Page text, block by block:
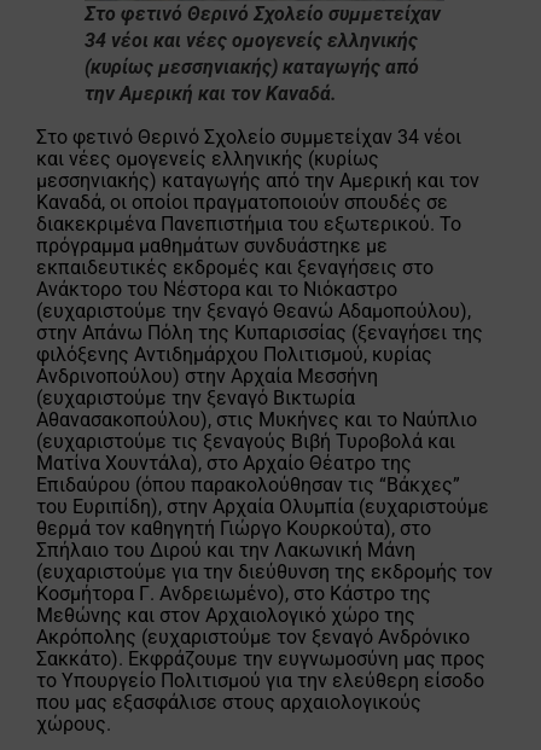
Στο φετινό Θερινό Σχολείο συμμετείχαν
34 νέοι και νέες ομογενείς ελληνικής
(κυρίως μεσσηνιακής) καταγωγής από
την Αμερική και τον Καναδά.
Στο φετινό Θερινό Σχολείο συμμετείχαν 34 νέοι
και νέες ομογενείς ελληνικής (κυρίως
μεσσηνιακής) καταγωγής από την Αμερική και τον
Καναδά, οι οποίοι πραγματοποιούν σπουδές σε
διακεκριμένα Πανεπιστήμια του εξωτερικού. Το
πρόγραμμα μαθημάτων συνδυάστηκε με
εκπαιδευτικές εκδρομές και ξεναγήσεις στο
Ανάκτορο του Νέστορα και το Νιόκαστρο
(ευχαριστούμε την ξεναγό Θεανώ Αδαμοπούλου),
στην Απάνω Πόλη της Κυπαρισσίας (ξεναγήσει της
φιλόξενης Αντιδημάρχου Πολιτισμού, κυρίας
Ανδρινοπούλου) στην Αρχαία Μεσσήνη
(ευχαριστούμε την ξεναγό Βικτωρία
Αθανασακοπούλου), στις Μυκήνες και το Ναύπλιο
(ευχαριστούμε τις ξεναγούς Βιβή Τυροβολά και
Ματίνα Χουντάλα), στο Αρχαίο Θέατρο της
Επιδαύρου (όπου παρακολούθησαν τις “Βάκχες”
του Ευριπίδη), στην Αρχαία Ολυμπία (ευχαριστούμε
θερμά τον καθηγητή Γιώργο Κουρκούτα), στο
Σπήλαιο του Διρού και την Λακωνική Μάνη
(ευχαριστούμε για την διεύθυνση της εκδρομής τον
Κοσμήτορα Γ. Ανδρειωμένο), στο Κάστρο της
Μεθώνης και στον Αρχαιολογικό χώρο της
Ακρόπολης (ευχαριστούμε τον ξεναγό Ανδρόνικο
Σακκάτο). Εκφράζουμε την ευγνωμοσύνη μας προς
το Υπουργείο Πολιτισμού για την ελεύθερη είσοδο
που μας εξασφάλισε στους αρχαιολογικούς
χώρους.